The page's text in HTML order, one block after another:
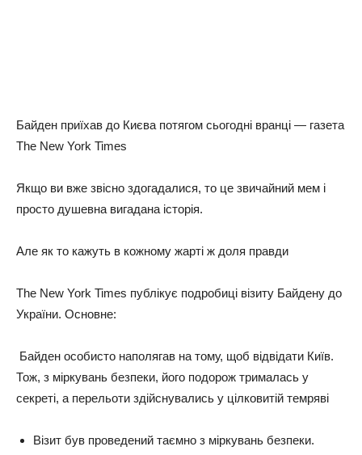
Байден приїхав до Києва потягом сьогодні вранці — газета
The New York Times
Якщо ви вже звісно здогадалися, то це звичайний мем і
просто душевна вигадана історія.
Але як то кажуть в кожному жарті ж доля правди
The New York Times публікує подробиці візиту Байдену до
України. Основне:
Байден особисто наполягав на тому, щоб відвідати Київ.
Тож, з міркувань безпеки, його подорож трималась у
секреті, а перельоти здійснувались у цілковитій темряві
Візит був проведений таємно з міркувань безпеки.